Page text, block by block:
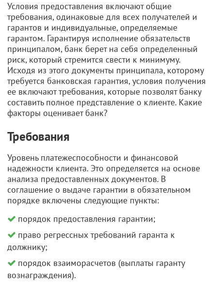
Условия предоставления включают общие
требования, одинаковые для всех получателей и
гарантов и индивидуальные, определяемые
гарантом. Гарантируя исполнение обязательств
принципалом, банк берет на себя определенный
риск, который стремится свести к минимуму.
Исходя из этого документы принципала, которому
требуется банковская гарантия, условия получения
ее включают требования, которые позволят банку
составить полное представление о клиенте. Какие
факторы оценивает банк?
Требования
Уровень платежеспособности и финансовой
надежности клиента. Это определяется на основе
анализа предоставленных документов. В
соглашение о выдаче гарантии в обязательном
порядке включены следующие пункты:
порядок предоставления гарантии;
право регрессных требований гаранта к
должнику;
порядок взаиморасчетов (выплаты гаранту
вознаграждения).